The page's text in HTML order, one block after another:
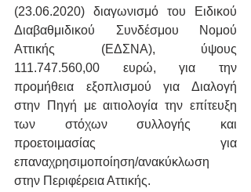
(23.06.2020) διαγωνισμό του Ειδικού
Διαβαθμιδικού Συνδέσμου Νομού
Αττικής (ΕΔΣΝΑ), ύψους
111.747.560,00 ευρώ, για την
προμήθεια εξοπλισμού για Διαλογή
στην Πηγή με αιτιολογία την επίτευξη
των στόχων συλλογής και
προετοιμασίας για
επαναχρησιμοποίηση/ανακύκλωση
στην Περιφέρεια Αττικής.